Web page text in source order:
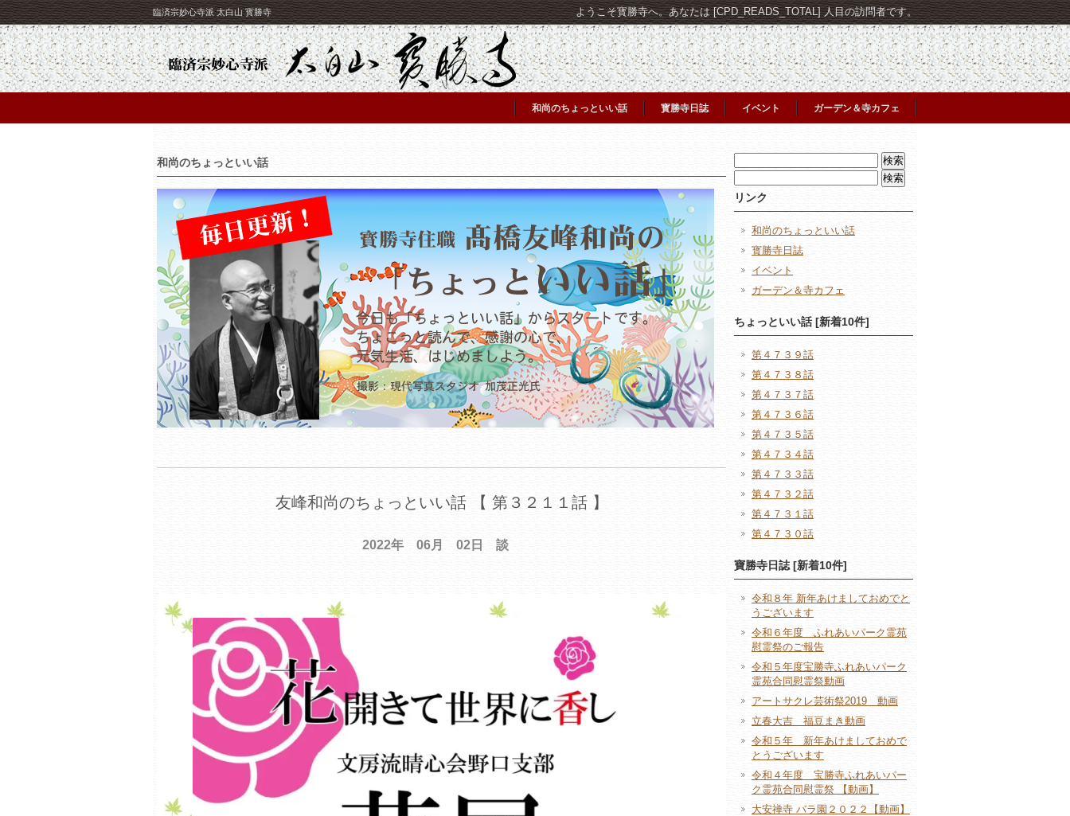
臨済宗妙心寺派 太白山 寳勝寺 ようこそ寳勝寺へ。あなたは [CPD_READS_TOTAL] 人目の訪問者です。
和尚のちょっといい話 寳勝寺日誌 イベント ガーデン＆寺カフェ
和尚のちょっといい話
友峰和尚のちょっといい話 【 第３２１１話 】
2022年 06月 02日 談
索:
索:
リンク
和尚のちょっといい話
寳勝寺日誌
イベント
ガーデン＆寺カフェ
ちょっといい話 [新着10件]
第４７３９話
第４７３８話
第４７３７話
第４７３６話
第４７３５話
第４７３４話
第４７３３話
第４７３２話
第４７３１話
第４７３０話
寶勝寺日誌 [新着10件]
令和８年 新年あけましておめでと
うございます
令和６年度 ふれあいパーク霊苑
慰霊祭のご報告
令和５年度宝勝寺ふれあいパーク
霊苑合同慰霊祭動画
アートサクレ芸術祭2019 動画
立春大吉 福豆まき動画
令和５年 新年あけましておめで
とうございます
令和４年度 宝勝寺ふれあいパー
ク霊苑合同慰霊祭 【動画】
大安禅寺 バラ園２０２２【動画】